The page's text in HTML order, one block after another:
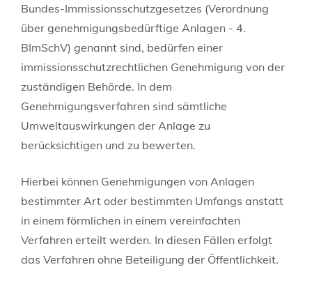
Bundes-Immissionsschutzgesetzes (Verordnung
über genehmigungsbedürftige Anlagen - 4.
BImSchV) genannt sind, bedürfen einer
immissionsschutzrechtlichen Genehmigung von der
zuständigen Behörde. In dem
Genehmigungsverfahren sind sämtliche
Umweltauswirkungen der Anlage zu
berücksichtigen und zu bewerten.
Hierbei können Genehmigungen von Anlagen
bestimmter Art oder bestimmten Umfangs anstatt
in einem förmlichen in einem vereinfachten
Verfahren erteilt werden. In diesen Fällen erfolgt
das Verfahren ohne Beteiligung der Öffentlichkeit.